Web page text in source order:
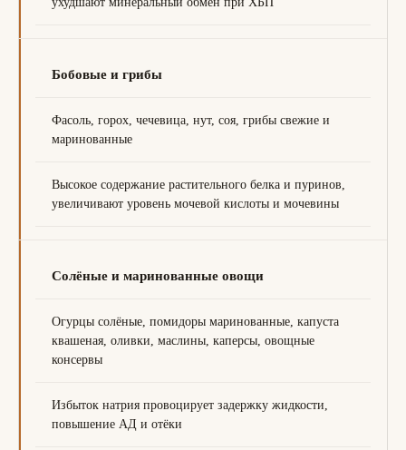
Бобовые и грибы
Фасоль, горох, чечевица, нут, соя, грибы свежие и
маринованные
Высокое содержание растительного белка и пуринов,
увеличивают уровень мочевой кислоты и мочевины
Солёные и маринованные овощи
Огурцы солёные, помидоры маринованные, капуста
квашеная, оливки, маслины, каперсы, овощные
консервы
Избыток натрия провоцирует задержку жидкости,
повышение АД и отёки